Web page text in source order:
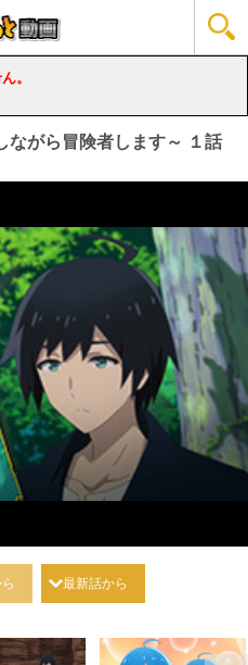
。
ながら冒険者します～ １話
最新話から